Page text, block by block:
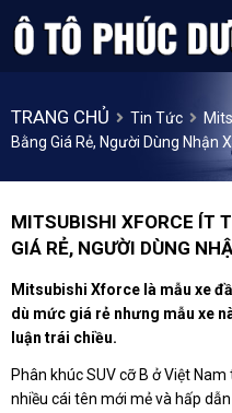
TRANG CHỦ Tin Tức
Bằng Giá Rẻ, Người Dùng Nhận
MITSUBISHI XFORCE ÍT
GIÁ RẺ, NGƯỜI DÙNG
Mitsubishi Xforce là mẫu xe
dù mức giá rẻ nhưng mẫu xe
luận trái chiều.
Phân khúc SUV cỡ B ở Việt
nhiều cái tên mới mẻ và hấp